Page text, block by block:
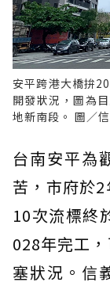
安平跨港大橋拚
開發狀況，圖為
地新南段。 圖／
台南安平為
苦，市府於
10次流標終
028年完工
塞狀況。信